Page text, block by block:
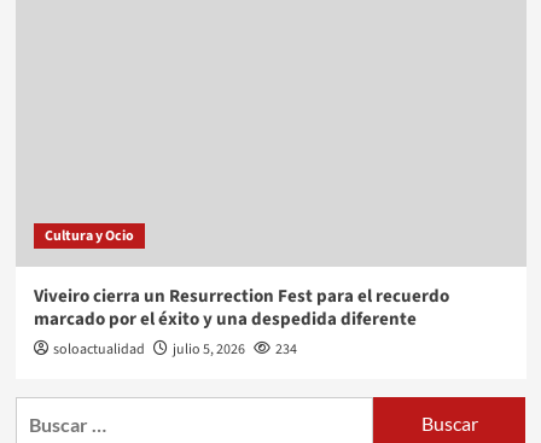
Cultura y Ocio
Viveiro cierra un Resurrection Fest para el recuerdo
marcado por el éxito y una despedida diferente
soloactualidad julio 5, 2026 234